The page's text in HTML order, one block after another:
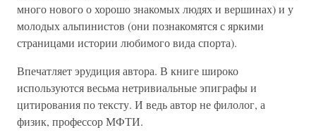
много нового о хорошо знакомых людях и вершинах) и у
молодых альпинистов (они познакомятся с яркими
страницами истории любимого вида спорта).
Впечатляет эрудиция автора. В книге широко
используются весьма нетривиальные эпиграфы и
цитирования по тексту. И ведь автор не филолог, а
физик, профессор МФТИ.